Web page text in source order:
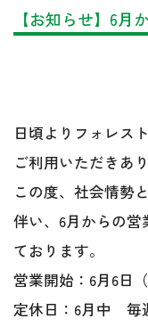
【お知らせ】6月
日頃よりフォレス
ご利用いただきあ
この度、社会情勢
伴い、6月からの
ております。
営業開始：6月6日
定休日：6月中 毎